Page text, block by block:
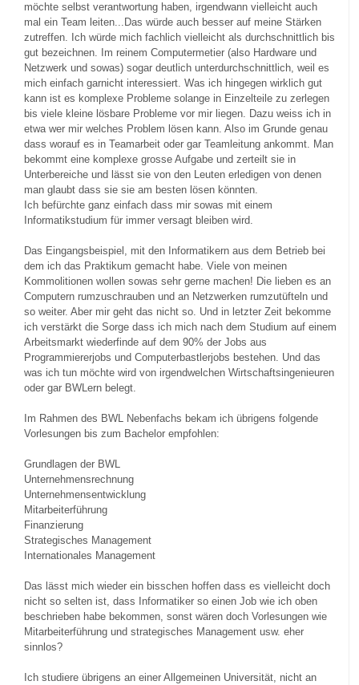
möchte selbst verantwortung haben, irgendwann vielleicht auch
mal ein Team leiten...Das würde auch besser auf meine Stärken
zutreffen. Ich würde mich fachlich vielleicht als durchschnittlich bis
gut bezeichnen. Im reinem Computermetier (also Hardware und
Netzwerk und sowas) sogar deutlich unterdurchschnittlich, weil es
mich einfach garnicht interessiert. Was ich hingegen wirklich gut
kann ist es komplexe Probleme solange in Einzelteile zu zerlegen
bis viele kleine lösbare Probleme vor mir liegen. Dazu weiss ich in
etwa wer mir welches Problem lösen kann. Also im Grunde genau
dass worauf es in Teamarbeit oder gar Teamleitung ankommt. Man
bekommt eine komplexe grosse Aufgabe und zerteilt sie in
Unterbereiche und lässt sie von den Leuten erledigen von denen
man glaubt dass sie sie am besten lösen könnten.
Ich befürchte ganz einfach dass mir sowas mit einem
Informatikstudium für immer versagt bleiben wird.
Das Eingangsbeispiel, mit den Informatikern aus dem Betrieb bei
dem ich das Praktikum gemacht habe. Viele von meinen
Kommolitionen wollen sowas sehr gerne machen! Die lieben es an
Computern rumzuschrauben und an Netzwerken rumzutüfteln und
so weiter. Aber mir geht das nicht so. Und in letzter Zeit bekomme
ich verstärkt die Sorge dass ich mich nach dem Studium auf einem
Arbeitsmarkt wiederfinde auf dem 90% der Jobs aus
Programmiererjobs und Computerbastlerjobs bestehen. Und das
was ich tun möchte wird von irgendwelchen Wirtschaftsingenieuren
oder gar BWLern belegt.
Im Rahmen des BWL Nebenfachs bekam ich übrigens folgende
Vorlesungen bis zum Bachelor empfohlen:
Grundlagen der BWL
Unternehmensrechnung
Unternehmensentwicklung
Mitarbeiterführung
Finanzierung
Strategisches Management
Internationales Management
Das lässt mich wieder ein bisschen hoffen dass es vielleicht doch
nicht so selten ist, dass Informatiker so einen Job wie ich oben
beschrieben habe bekommen, sonst wären doch Vorlesungen wie
Mitarbeiterführung und strategisches Management usw. eher
sinnlos?
Ich studiere übrigens an einer Allgemeinen Universität, nicht an